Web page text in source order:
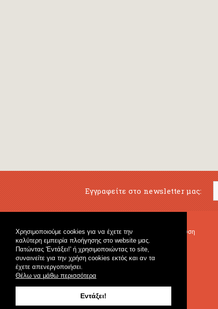
Χρησιμοποιούμε cookies για να έχετε την
καλύτερη εμπειρία πλοήγησης στο website μας.
Πατώντας 'Εντάξει!' ή χρησιμοποιώντας το site,
συναινείτε για την χρήση cookies εκτός και αν τα
έχετε απενεργοποιήσει.
Θέλω να μάθω περισσότερα
Εντάξει!
Εγγραφείτε στο newsletter μας:
Μουσικό Βιβλιοπωλείο
Κρουστά & Εκπαιδευτικό Υλικό
Γενικό Βιβλιοπωλείο
Μουσική Εκπαίδευση
Fagotto Blog